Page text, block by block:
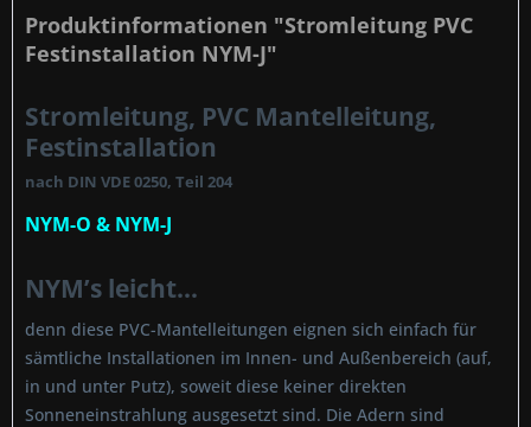
Produktinformationen "Stromleitung PVC
Festinstallation NYM-J"
Stromleitung, PVC Mantelleitung,
Festinstallation
nach DIN VDE 0250, Teil 204
NYM-O & NYM-J
NYM’s leicht...
denn diese PVC-Mantelleitungen eignen sich einfach für
sämtliche Installationen im Innen- und Außenbereich (auf,
in und unter Putz), soweit diese keiner direkten
Sonneneinstrahlung ausgesetzt sind. Die Adern sind